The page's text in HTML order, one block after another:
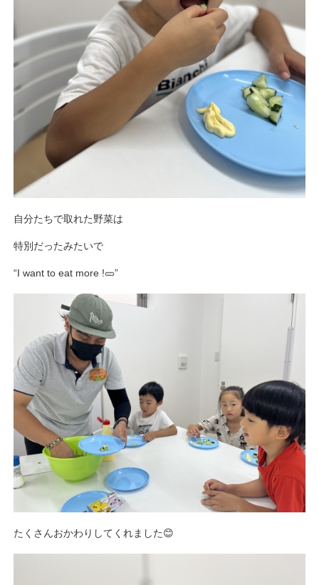
自分たちで取れた野菜は
特別だったみたいで
“I want to eat more !🥒”
たくさんおかわりしてくれました😊